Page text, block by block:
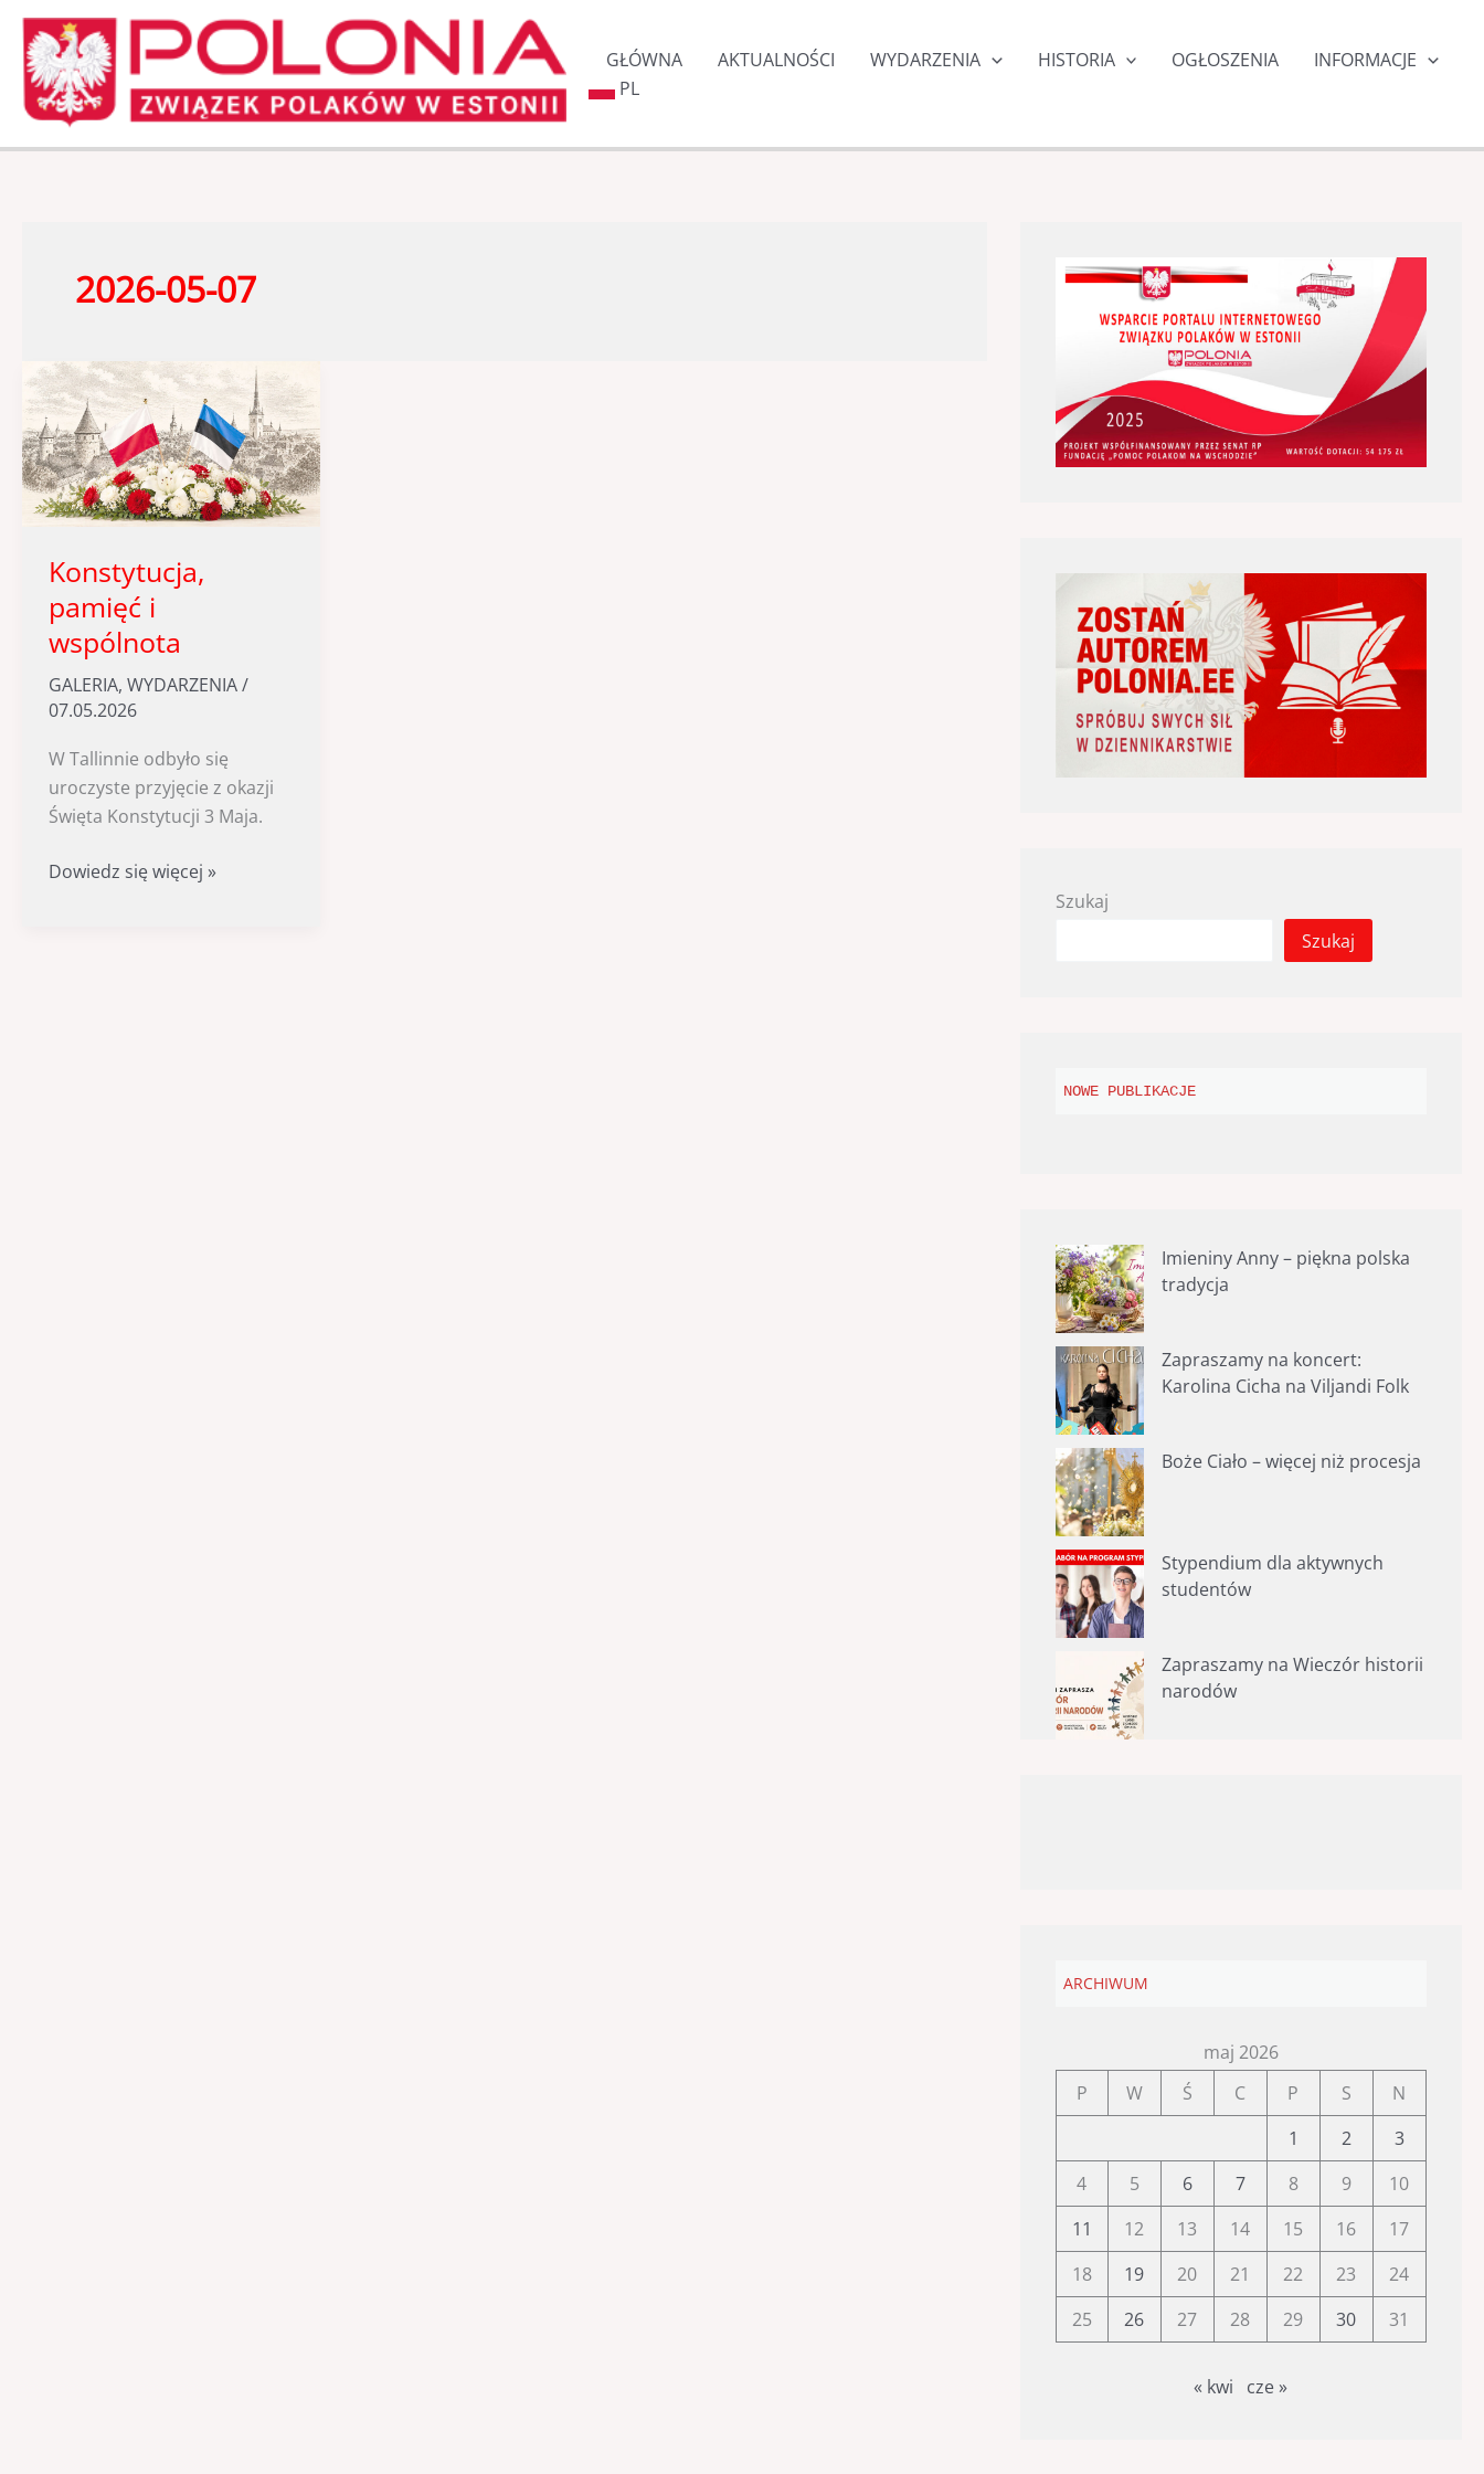
Przejdź
treści
GŁÓWNA AKTUALNOŚCI WYDARZENIA HISTORIA OGŁOSZENIA
INFORMACJE
PL
2026-05-07
Konstytucja,
pamięć i
wspólnota
GALERIA, WYDARZENIA/
07.05.2026
W Tallinnie odbyło się
uroczyste przyjęcie z okazji
Święta Konstytucji 3 Maja.
Konstytucja,
Dowiedz się więcej »
Szukaj
Szukaj
NOWE PUBLIKACJE
Imieniny Anny – piękna polska
tradycja
Zapraszamy na koncert:
Karolina Cicha na Viljandi Folk
Boże Ciało – więcej niż procesja
Stypendium dla aktywnych
studentów
Zapraszamy na Wieczór historii
narodów
ARCHIWUM
maj 2026
P
W Ś C P S
N
1
2
3
4
5 6 7 8 9
10
11
12 13 14 15 16
17
18
19 20 21 22 23
24
25
26 27 28 29 30 31
« kwi cze »